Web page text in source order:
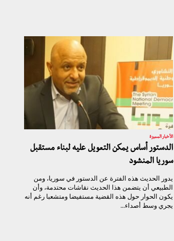
الأخبار المميزة
الدستور أساس يمكن التعويل عليه لبناء مستقبل
سوريا المنشود
يدور الحديث هذه الفترة عن الدستور في سوريا، ومن
الطبيعي أن يتضمن هذا الحديث نقاشات محتدمة، وأن
يكون الحوار حول هذه القضية مستفيضا ومتشعبا رغم أنه
يجري وسط أصداء...